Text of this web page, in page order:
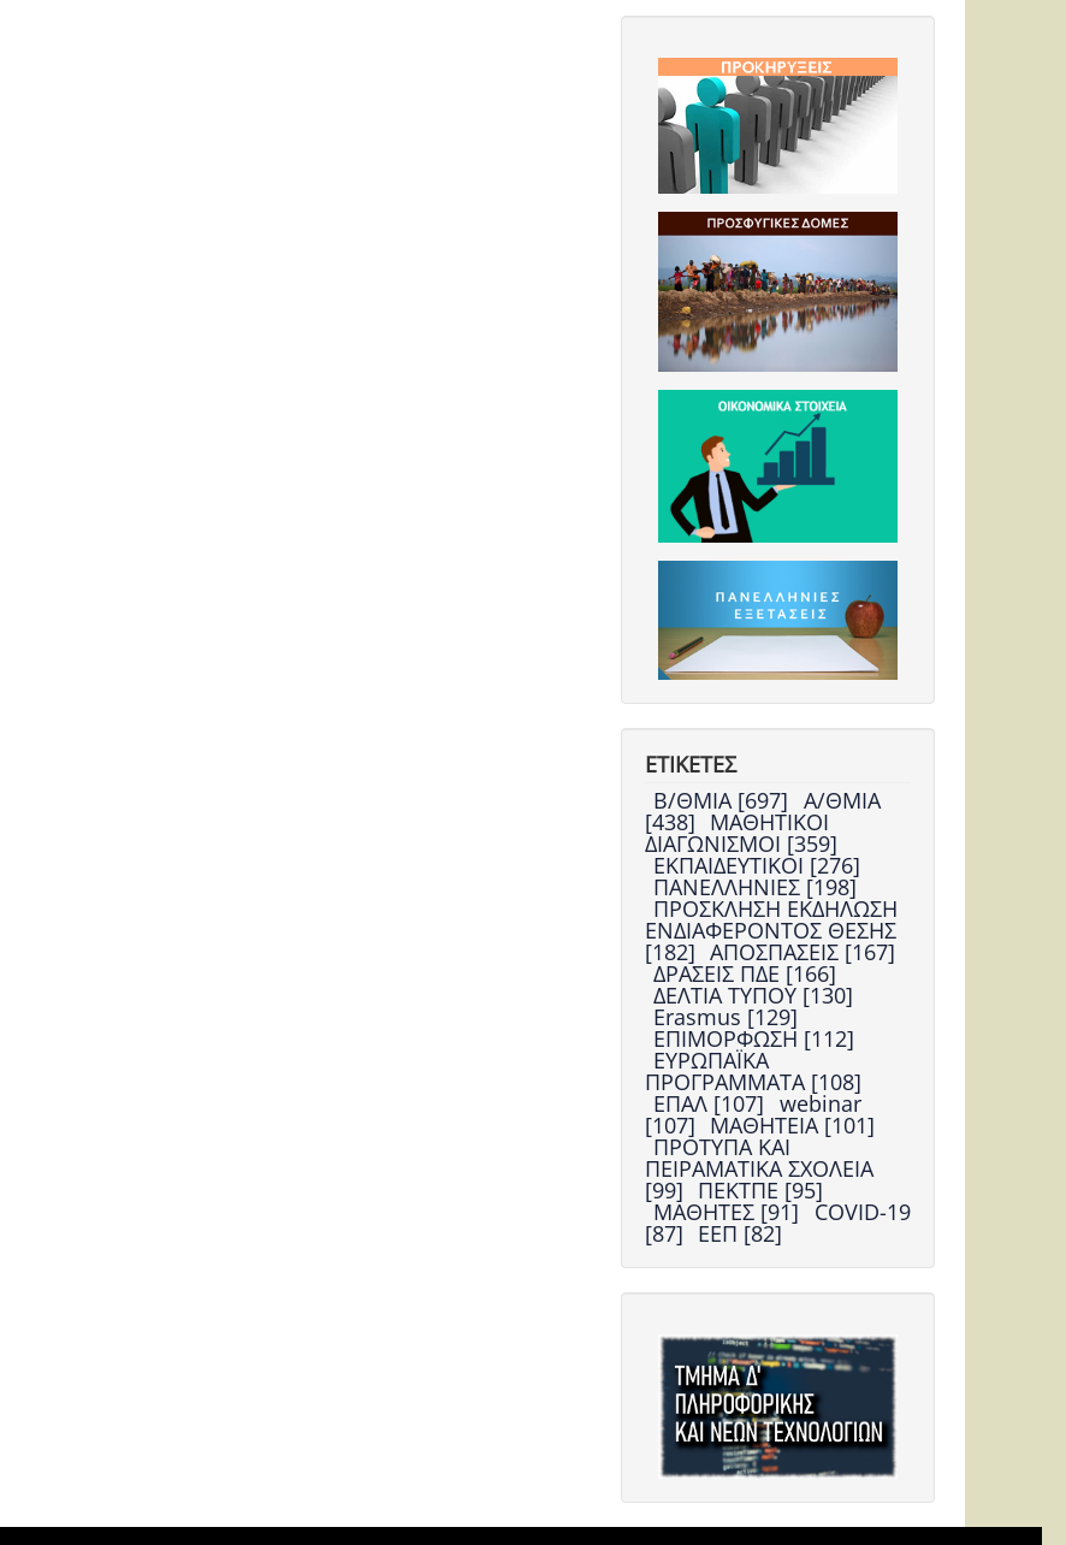
ΕΤΙΚΕΤΕΣ
Β/ΘΜΙΑ [697] Α/ΘΜΙΑ
[438] ΜΑΘΗΤΙΚΟΙ
ΔΙΑΓΩΝΙΣΜΟΙ [359]
ΕΚΠΑΙΔΕΥΤΙΚΟΙ [276]
ΠΑΝΕΛΛΗΝΙΕΣ [198]
ΠΡΟΣΚΛΗΣΗ ΕΚΔΗΛΩΣΗ
ΕΝΔΙΑΦΕΡΟΝΤΟΣ ΘΕΣΗΣ
[182] ΑΠΟΣΠΑΣΕΙΣ [167]
ΔΡΑΣΕΙΣ ΠΔΕ [166]
ΔΕΛΤΙΑ ΤΥΠΟΥ [130]
Erasmus [129]
ΕΠΙΜΟΡΦΩΣΗ [112]
ΕΥΡΩΠΑΪΚΑ
ΠΡΟΓΡΑΜΜΑΤΑ [108]
ΕΠΑΛ [107] webinar
[107] ΜΑΘΗΤΕΙΑ [101]
ΠΡΟΤΥΠΑ ΚΑΙ
ΠΕΙΡΑΜΑΤΙΚΑ ΣΧΟΛΕΙΑ
[99] ΠΕΚΤΠΕ [95]
ΜΑΘΗΤΕΣ [91] COVID-19
[87] ΕΕΠ [82]